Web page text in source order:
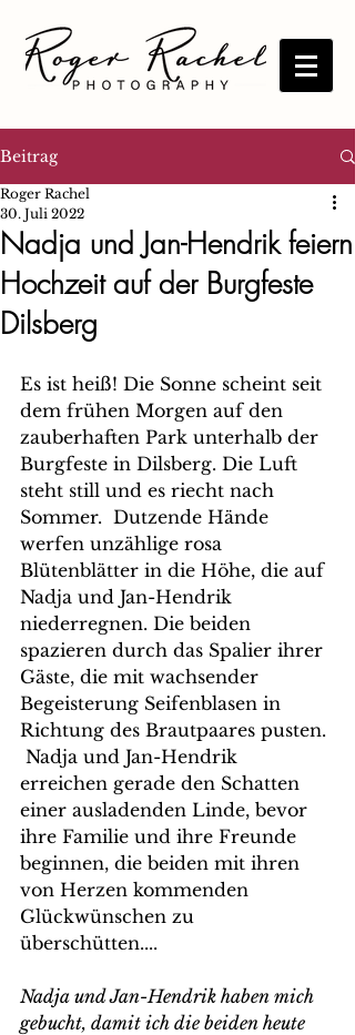
Beitrag
Nadja und Jan-Hendrik feiern
Hochzeit auf der Burgfeste
Dilsberg
Roger Rachel
30. Juli 2022
Es ist heiß! Die Sonne scheint seit
dem frühen Morgen auf den
zauberhaften Park unterhalb der
Burgfeste in Dilsberg. Die Luft
steht still und es riecht nach
Sommer.  Dutzende Hände
werfen unzählige rosa
Blütenblätter in die Höhe, die auf
Nadja und Jan-Hendrik
niederregnen. Die beiden
spazieren durch das Spalier ihrer
Gäste, die mit wachsender
Begeisterung Seifenblasen in
Richtung des Brautpaares pusten.
Nadja und Jan-Hendrik
erreichen gerade den Schatten
einer ausladenden Linde, bevor
ihre Familie und ihre Freunde
beginnen, die beiden mit ihren
von Herzen kommenden
Glückwünschen zu
überschütten....
Nadja und Jan-Hendrik haben mich
gebucht, damit ich die beiden heute